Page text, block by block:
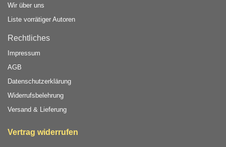
Wir über uns
Liste vorrätiger Autoren
Rechtliches
Impressum
AGB
Datenschutzerklärung
Widerrufsbelehrung
Versand & Lieferung
Vertrag widerrufen